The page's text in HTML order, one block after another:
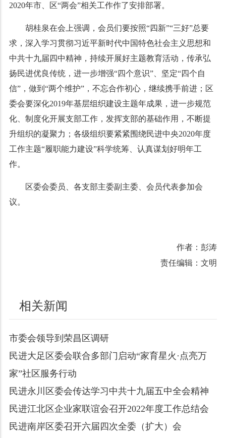
2020年市、区“两会”相关工作作了安排部署。
胡桂泉在会上强调，会员们要按照“四新”“三好”总要
求，深入学习贯彻习近平新时代中国特色社会主义思想和
中共十九届四中精神，持续开展好主题教育活动，传承弘
扬民进优良传统，进一步增强“四个意识”、坚定“四个自
信”，做到“两个维护”，不忘合作初心，继续携手前进；区
委会要深化2019年基层组织建设主题年成果，进一步规范
化、制度化开展支部工作，发挥支部的基础作用，不断提
升组织的凝聚力；各级组织要紧紧围绕民进中央2020年度
工作主题“履职能力建设”科学统筹、认真谋划好明年工
作。
区委会委员、各支部主委副主委、会员代表参加会
议。
作者：彭涛
责任编辑：文明
相关新闻
市委会领导到荣昌区调研
民进大足区委会联合多部门启动“家育星火·点亮万
家”社区服务行动
民进永川区委会传达学习中共十九届五中全会精神
民进江北区企业家联谊会召开2022年度工作总结会
民进南岸区委召开六届四次全委（扩大）会